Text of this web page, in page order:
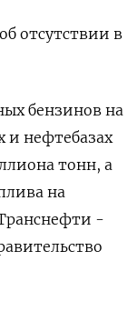
отсутствии в
бензинов на
и нефтебазах
тонн, а
на
-